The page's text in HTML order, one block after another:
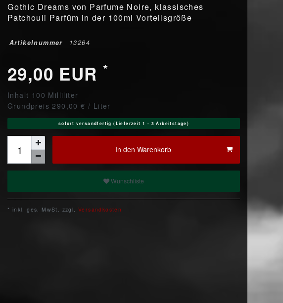
Gothic Dreams von Parfume Noire, klassisches
Patchouli Parfüm in der 100ml Vorteilsgröße
Artikelnummer 13264
29,00 EUR *
Inhalt 100 Milliliter
Grundpreis 290,00 € / Liter
sofort versandfertig (Lieferzeit 1 - 3 Arbeitstage)
In den Warenkorb
Wunschliste
* inkl. ges. MwSt. zzgl. Versandkosten